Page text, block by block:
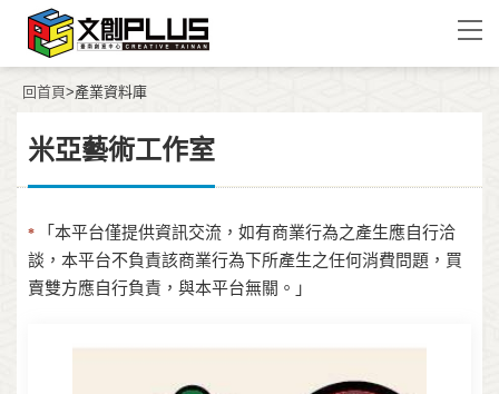
回首頁>產業資料庫
米亞藝術工作室
*
「本平台僅提供資訊交流，如有商業行為之產生應自行洽
談，本平台不負責該商業行為下所產生之任何消費問題，買
賣雙方應自行負責，與本平台無關。」